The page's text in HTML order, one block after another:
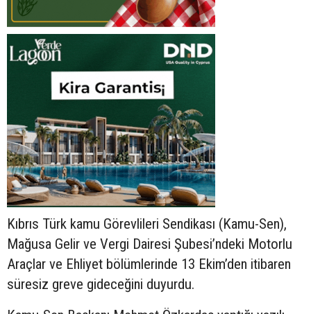
Kıbrıs Türk kamu Görevlileri Sendikası (Kamu-Sen),
Mağusa Gelir ve Vergi Dairesi Şubesi’ndeki Motorlu
Araçlar ve Ehliyet bölümlerinde 13 Ekim’den itibaren
süresiz greve gideceğini duyurdu.